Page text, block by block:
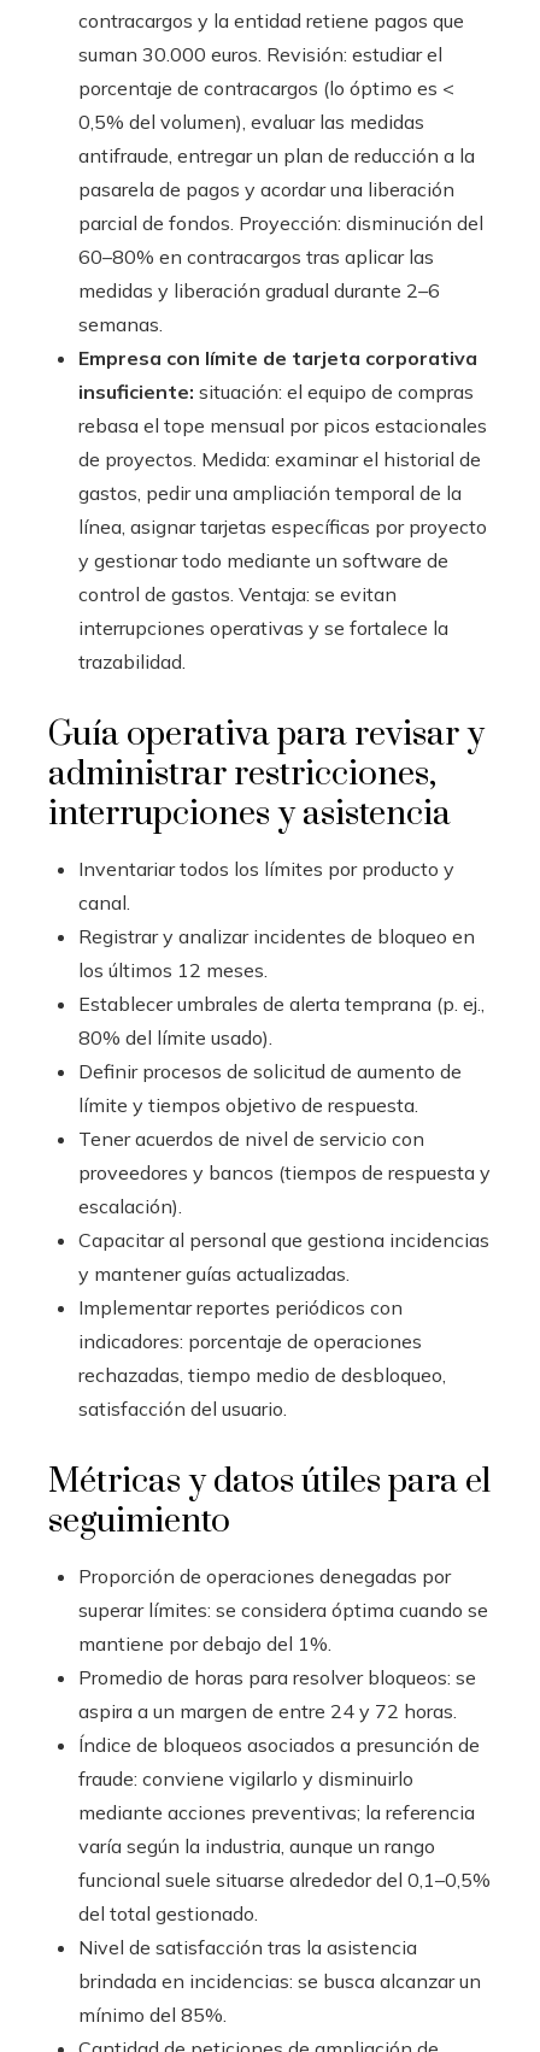
contracargos y la entidad retiene pagos que
suman 30.000 euros. Revisión: estudiar el
porcentaje de contracargos (lo óptimo es <
0,5% del volumen), evaluar las medidas
antifraude, entregar un plan de reducción a la
pasarela de pagos y acordar una liberación
parcial de fondos. Proyección: disminución del
60–80% en contracargos tras aplicar las
medidas y liberación gradual durante 2–6
semanas.
Empresa con límite de tarjeta corporativa
insuficiente: situación: el equipo de compras
rebasa el tope mensual por picos estacionales
de proyectos. Medida: examinar el historial de
gastos, pedir una ampliación temporal de la
línea, asignar tarjetas específicas por proyecto
y gestionar todo mediante un software de
control de gastos. Ventaja: se evitan
interrupciones operativas y se fortalece la
trazabilidad.
Guía operativa para revisar y
administrar restricciones,
interrupciones y asistencia
Inventariar todos los límites por producto y
canal.
Registrar y analizar incidentes de bloqueo en
los últimos 12 meses.
Establecer umbrales de alerta temprana (p. ej.,
80% del límite usado).
Definir procesos de solicitud de aumento de
límite y tiempos objetivo de respuesta.
Tener acuerdos de nivel de servicio con
proveedores y bancos (tiempos de respuesta y
escalación).
Capacitar al personal que gestiona incidencias
y mantener guías actualizadas.
Implementar reportes periódicos con
indicadores: porcentaje de operaciones
rechazadas, tiempo medio de desbloqueo,
satisfacción del usuario.
Métricas y datos útiles para el
seguimiento
Proporción de operaciones denegadas por
superar límites: se considera óptima cuando se
mantiene por debajo del 1%.
Promedio de horas para resolver bloqueos: se
aspira a un margen de entre 24 y 72 horas.
Índice de bloqueos asociados a presunción de
fraude: conviene vigilarlo y disminuirlo
mediante acciones preventivas; la referencia
varía según la industria, aunque un rango
funcional suele situarse alrededor del 0,1–0,5%
del total gestionado.
Nivel de satisfacción tras la asistencia
brindada en incidencias: se busca alcanzar un
mínimo del 85%.